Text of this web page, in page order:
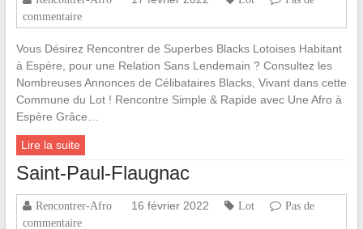
commentaire
Vous Désirez Rencontrer de Superbes Blacks Lotoises Habitant
à Espère, pour une Relation Sans Lendemain ? Consultez les
Nombreuses Annonces de Célibataires Blacks, Vivant dans cette
Commune du Lot ! Rencontre Simple & Rapide avec Une Afro à
Espère Grâce…
Lire la suite
Saint-Paul-Flaugnac
Rencontrer-Afro 16 février 2022 Lot
Pas de
commentaire